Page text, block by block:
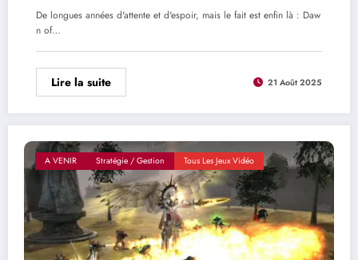
De longues années d'attente et d'espoir, mais le fait est enfin là : Daw
n of…
Lire la suite 21 Août 2025
A VENIR Stratégie / Gestion Tous Les Jeux Vidéo